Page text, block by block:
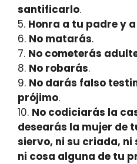
santificarlo.
5. Honra a tu padre y
6. No matarás.
7. No cometerás
8. No robarás.
9. No darás falso
prójimo.
10. No codiciarás la
desearás la mujer de
siervo, ni su criada, ni
ni cosa alguna de tu